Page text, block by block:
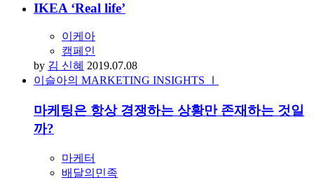
IKEA ‘Real life’
이케아
캠페인
by 김 신혜 2019.07.08
이슬아의 MARKETING INSIGHTS Ⅰ
마케팅은 항상 경쟁하는 상황만 존재하는 것일
까?
마케터
배달의민족